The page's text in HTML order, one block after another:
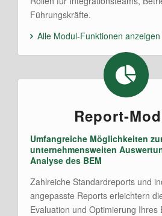
Führungskräfte.
Alle Modul-Funktionen anzeigen
Report-
Umfangreiche Möglichkeiten
unternehmensweiten
Analyse des BEM
Zahlreiche Standardreports und
angepasste Reports erleichtern
Evaluation und Optimierung Ihres